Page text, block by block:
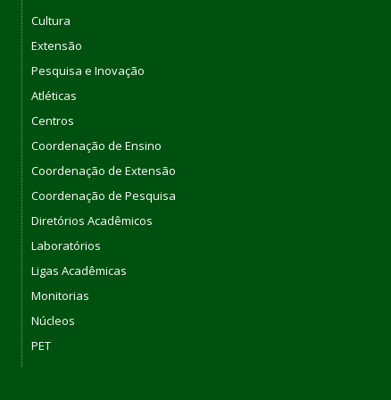
Cultura
Extensão
Pesquisa e Inovação
Atléticas
Centros
Coordenação de Ensino
Coordenação de Extensão
Coordenação de Pesquisa
Diretórios Acadêmicos
Laboratórios
Ligas Acadêmicas
Monitorias
Núcleos
PET